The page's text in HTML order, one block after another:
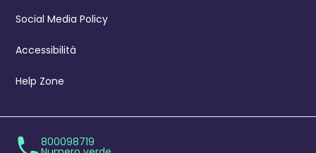
Social Media Policy
Accessibilità
Help Zone
800098719